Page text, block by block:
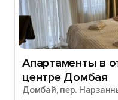
Апартаменты в
центре Домбая
Домбай, пер.